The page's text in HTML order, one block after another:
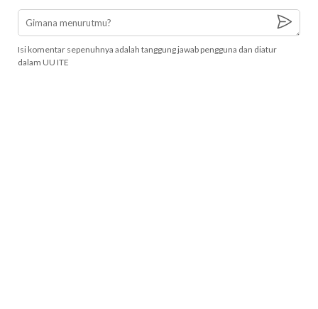
Isi komentar sepenuhnya adalah tanggung jawab pengguna dan diatur
dalam UU ITE